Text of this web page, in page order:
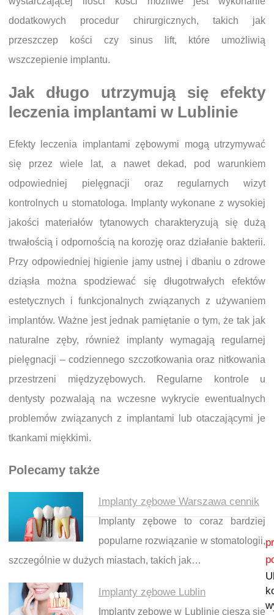
dodatkowych procedur chirurgicznych, takich jak
przeszczep kości czy sinus lift, które umożliwią
wszczepienie implantu.
Jak długo utrzymują się efekty
leczenia implantami w Lublinie
Efekty leczenia implantami zębowymi mogą utrzymywać
się przez wiele lat, a nawet dekad, pod warunkiem
odpowiedniej pielęgnacji oraz regularnych wizyt
kontrolnych u stomatologa. Implanty wykonane z wysokiej
jakości materiałów tytanowych charakteryzują się dużą
trwałością i odpornością na korozję oraz działanie bakterii.
Przy odpowiedniej higienie jamy ustnej i dbaniu o zdrowe
dziąsła można spodziewać się długotrwałych efektów
estetycznych i funkcjonalnych związanych z używaniem
implantów. Ważne jest jednak pamiętanie o tym, że tak jak
naturalne zęby, również implanty wymagają regularnej
pielęgnacji – codziennego szczotkowania oraz nitkowania
przestrzeni międzyzębowych. Regularne kontrole u
dentysty pozwalają na wczesne wykrycie ewentualnych
problemów związanych z implantami lub otaczającymi je
tkankami miękkimi.
Polecamy także
Implanty zębowe Warszawa cennik
Implanty zębowe to coraz bardziej
popularne rozwiązanie w stomatologii,
szczególnie w dużych miastach, takich jak…
Implanty zębowe Lublin
Implanty zębowe w Lublinie cieszą się
Nawigacja wpisu